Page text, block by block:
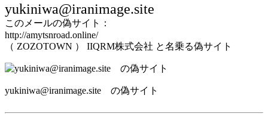
yukiniwa@iranimage.site
このメールの偽サイト：
http://amytsnroad.online/
（ ZOZOTOWN ） IIQRM株式会社 と名乗る偽サイト
yukiniwa@iranimage.site の偽サイト